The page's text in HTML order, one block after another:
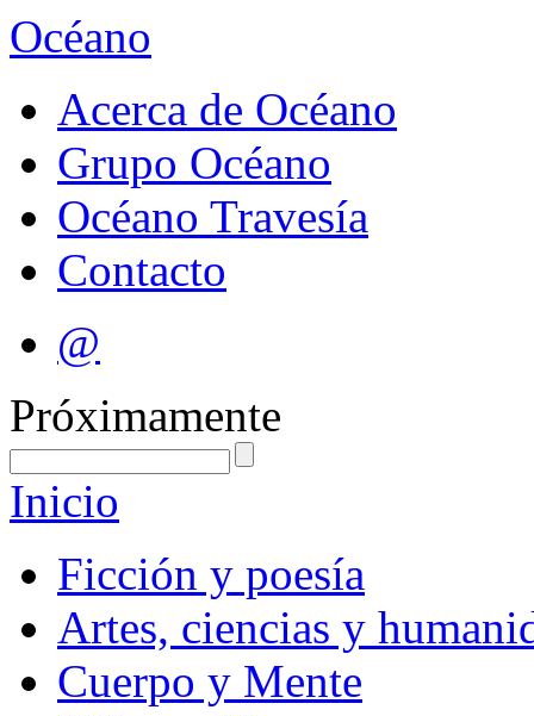
Océano
Acerca de Océano
Grupo Océano
Océano Travesía
Contacto
@
Próximamente
Inicio
Ficción y poesía
Artes, ciencias y
Cuerpo y Mente